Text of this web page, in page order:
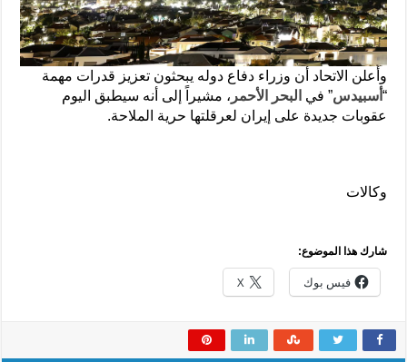
وأعلن الاتحاد أن وزراء دفاع دوله يبحثون تعزيز قدرات مهمة
“ أسبيدس” في البحر الأحمر ، مشيراً إلى أنه سيطبق اليوم
عقوبات جديدة على إيران لعرقلتها حرية الملاحة.
وكالات
شارك هذا الموضوع:
فيس بوك X